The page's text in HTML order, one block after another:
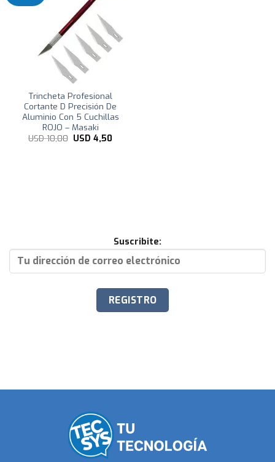
Trincheta Profesional
Cortante D Precisión De
Aluminio Con 5 Cuchillas
ROJO – Masaki
USD10,00 El
USD4,50
Suscribite: